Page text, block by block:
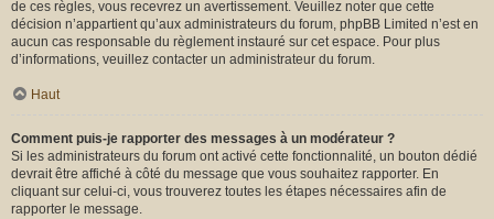
de ces règles, vous recevrez un avertissement. Veuillez noter que cette
décision n’appartient qu’aux administrateurs du forum, phpBB Limited n’est en
aucun cas responsable du règlement instauré sur cet espace. Pour plus
d’informations, veuillez contacter un administrateur du forum.
Haut
Comment puis-je rapporter des messages à un modérateur ?
Si les administrateurs du forum ont activé cette fonctionnalité, un bouton dédié
devrait être affiché à côté du message que vous souhaitez rapporter. En
cliquant sur celui-ci, vous trouverez toutes les étapes nécessaires afin de
rapporter le message.